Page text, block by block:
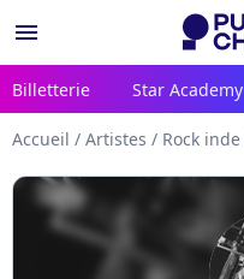
menu
Billetterie Star Academy
Accueil / Artistes / Rock inde